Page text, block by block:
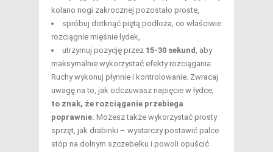
kolano nogi zakrocznej pozostało proste,
spróbuj dotknąć piętą podłoża, co właściwie
rozciągnie mięśnie łydek,
utrzymuj pozycję przez 15-30 sekund, aby
maksymalnie wykorzystać efekty rozciągania.
Ruchy wykonuj płynnie i kontrolowanie. Zwracaj
uwagę na to, jak odczuwasz napięcie w łydce;
to znak, że rozciąganie przebiega
poprawnie. Możesz także wykorzystać prosty
sprzęt, jak drabinki – wystarczy postawić palce
stóp na dolnym szczebelku i powoli opuścić